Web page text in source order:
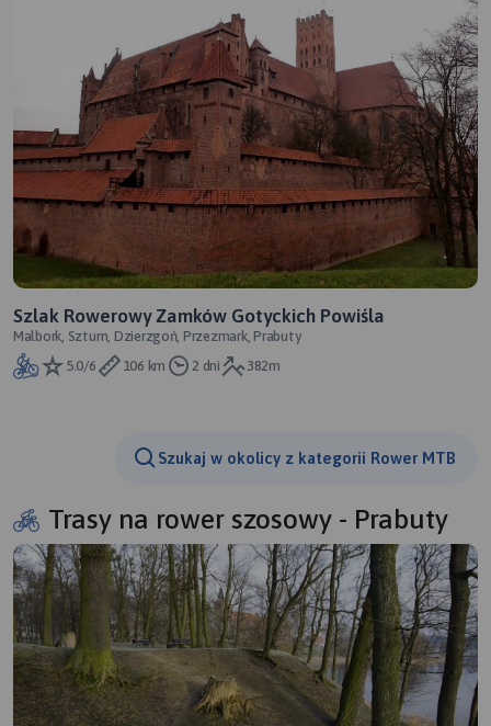
Szlak Rowerowy Zamków Gotyckich Powiśla
Malbork, Sztum, Dzierzgoń, Przezmark, Prabuty
5.0/6
106 km 2 dni 382m
Szukaj w okolicy z kategorii Rower MTB
Trasy na rower szosowy - Prabuty